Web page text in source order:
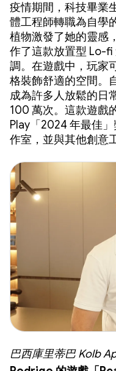
疫情期間，科技畢業
體工程師轉職為自學
植物激發了她的靈感
作了這款放置型 Lo-
調。在遊戲中，玩家
格裝飾舒適的空間。
成為許多人放鬆的日
100 萬次。這款遊戲
Play「2024 年最佳
作室，並與其他創意
巴西庫里蒂巴 Kolb